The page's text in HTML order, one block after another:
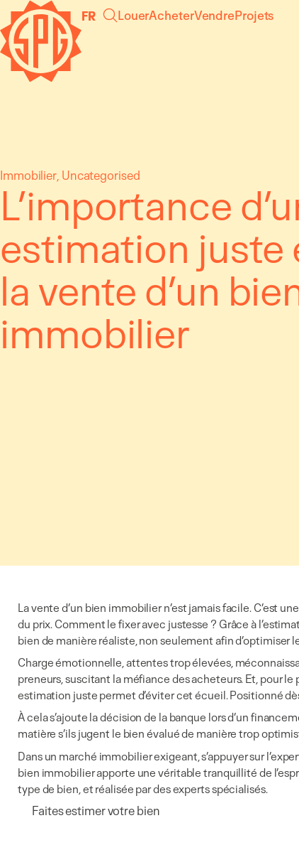
Panneau de gestion des cookies
au
contenu
FR LouerAcheterVendreProjets
Immobilier Uncategorised
L’importance
estimation juste
la vente d’un
immobilier
La vente d’un bien immobilier n’est jamais facile. C’est
du prix. Comment le fixer avec justesse ? Grâce à
bien de manière réaliste, non seulement afin d’optimiser
Charge émotionnelle, attentes trop élevées,
preneurs, suscitant la méfiance des acheteurs. Et, pour
estimation juste permet d’éviter cet écueil. Positionné
À cela s’ajoute la décision de la banque lors d’un
matière s’ils jugent le bien évalué de manière trop
Dans un marché immobilier exigeant, s’appuyer sur
bien immobilier apporte une véritable tranquillité de
type de bien, et réalisée par des experts spécialisés.
Faites estimer votre bien